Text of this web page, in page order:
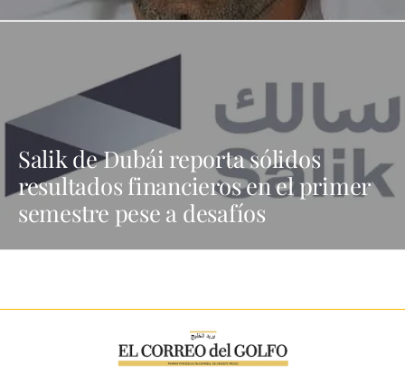
Salik de Dubái reporta sólidos
resultados financieros en el primer
semestre pese a desafíos